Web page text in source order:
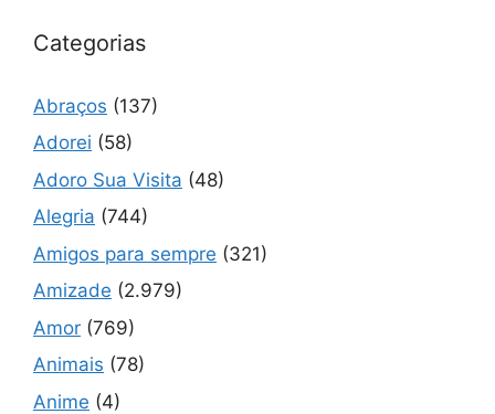
Categorias
Abraços (137)
Adorei (58)
Adoro Sua Visita (48)
Alegria (744)
Amigos para sempre (321)
Amizade (2.979)
Amor (769)
Animais (78)
Anime (4)